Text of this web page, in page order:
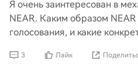
Я очень заинтересован в
NEAR. Каким образом
голосования, и какие
3 Лайк